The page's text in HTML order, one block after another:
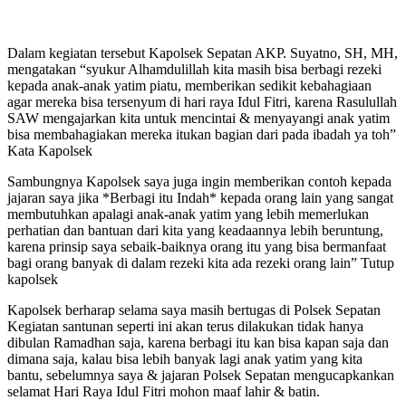
Dalam kegiatan tersebut Kapolsek Sepatan AKP. Suyatno, SH, MH,
mengatakan “syukur Alhamdulillah kita masih bisa berbagi rezeki
kepada anak-anak yatim piatu, memberikan sedikit kebahagiaan
agar mereka bisa tersenyum di hari raya Idul Fitri, karena Rasulullah
SAW mengajarkan kita untuk mencintai & menyayangi anak yatim
bisa membahagiakan mereka itukan bagian dari pada ibadah ya toh”
Kata Kapolsek
Sambungnya Kapolsek saya juga ingin memberikan contoh kepada
jajaran saya jika *Berbagi itu Indah* kepada orang lain yang sangat
membutuhkan apalagi anak-anak yatim yang lebih memerlukan
perhatian dan bantuan dari kita yang keadaannya lebih beruntung,
karena prinsip saya sebaik-baiknya orang itu yang bisa bermanfaat
bagi orang banyak di dalam rezeki kita ada rezeki orang lain” Tutup
kapolsek
Kapolsek berharap selama saya masih bertugas di Polsek Sepatan
Kegiatan santunan seperti ini akan terus dilakukan tidak hanya
dibulan Ramadhan saja, karena berbagi itu kan bisa kapan saja dan
dimana saja, kalau bisa lebih banyak lagi anak yatim yang kita
bantu, sebelumnya saya & jajaran Polsek Sepatan mengucapkankan
selamat Hari Raya Idul Fitri mohon maaf lahir & batin.